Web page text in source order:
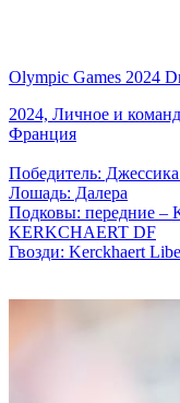
Olympic Games 2024
2024, Личное и
Франция
Победитель:
Лошадь: Далера
Подковы: передние –
KERKCHAERT DF
Гвозди: Kerckhaert